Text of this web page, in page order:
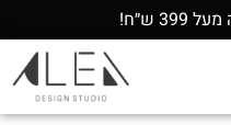
ש״ח!